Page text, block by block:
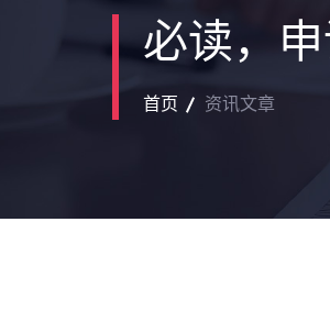
必读，
首页 资讯文章